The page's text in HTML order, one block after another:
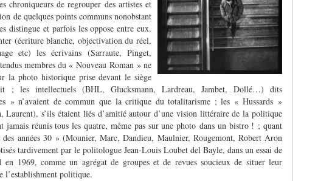
chroniqueurs de regrouper des artistes et
de quelques points communs nonobstant
distingue et parfois les oppose entre eux.
(écriture blanche, objectivation du réel,
etc) les écrivains (Sarraute, Pinget,
membres du « Nouveau Roman » ne
la photo historique prise devant le siège
; les intellectuels (BHL, Glucksmann, Lardreau, Jambet, Dollé…) dits
» n’avaient de commun que la critique du totalitarisme ; les « Hussards »
s’ils étaient liés d’amitié autour d’une vision littéraire de la politique
jamais réunis tous les quatre, même pas sur une photo dans un bistro ! ; quant
années 30 » (Mounier, Marc, Dandieu, Maulnier, Rougemont, Robert Aron
tardivement par le politologue Jean-Louis Loubet del Bayle, dans un essai de
en 1969, comme un agrégat de groupes et de revues soucieux de situer leur
l’establishment politique.